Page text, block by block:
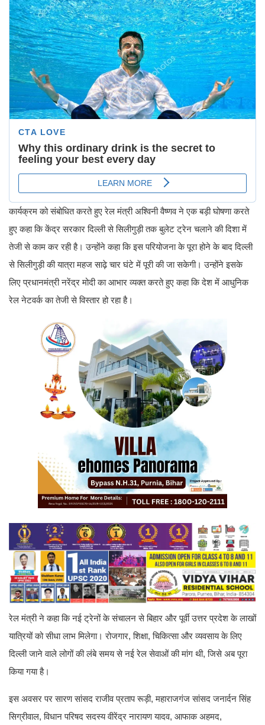
कार्यक्रम को संबोधित करते हुए रेल मंत्री अश्विनी वैष्णव ने एक बड़ी घोषणा करते
हुए कहा कि केंद्र सरकार दिल्ली से सिलीगुड़ी तक बुलेट ट्रेन चलाने की दिशा में
तेजी से काम कर रही है। उन्होंने कहा कि इस परियोजना के पूरा होने के बाद दिल्ली
से सिलीगुड़ी की यात्रा महज साढ़े चार घंटे में पूरी की जा सकेगी। उन्होंने इसके
लिए प्रधानमंत्री नरेंद्र मोदी का आभार व्यक्त करते हुए कहा कि देश में आधुनिक
रेल नेटवर्क का तेजी से विस्तार हो रहा है।
रेल मंत्री ने कहा कि नई ट्रेनों के संचालन से बिहार और पूर्वी उत्तर प्रदेश के लाखों
यात्रियों को सीधा लाभ मिलेगा। रोजगार, शिक्षा, चिकित्सा और व्यवसाय के लिए
दिल्ली जाने वाले लोगों की लंबे समय से नई रेल सेवाओं की मांग थी, जिसे अब पूरा
किया गया है।
इस अवसर पर सारण सांसद राजीव प्रताप रूड़ी, महाराजगंज सांसद जनार्दन सिंह
सिग्रीवाल, विधान परिषद सदस्य वीरेंद्र नारायण यादव, आफाक अहमद,